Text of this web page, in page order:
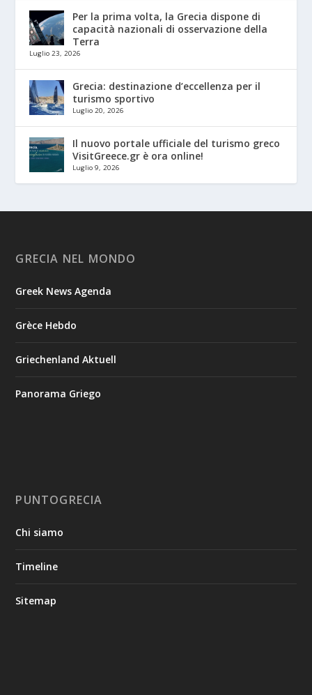
Per la prima volta, la Grecia dispone di
capacità nazionali di osservazione della
Terra
Luglio 23, 2026
Grecia: destinazione d’eccellenza per il
turismo sportivo
Luglio 20, 2026
Il nuovo portale ufficiale del turismo greco
VisitGreece.gr è ora online!
Luglio 9, 2026
GRECIA NEL MONDO
Greek News Agenda
Grèce Hebdo
Griechenland Aktuell
Panorama Griego
PUNTOGRECIA
Chi siamo
Timeline
Sitemap